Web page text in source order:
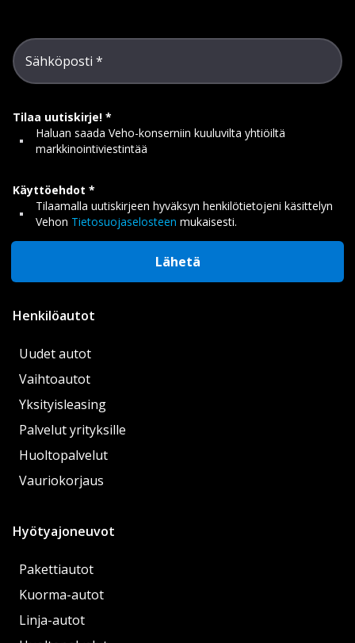
Sähköposti
Tilaa uutiskirje!
Haluan saada Veho-konserniin kuuluvilta yhtiöiltä
markkinointiviestintää
Käyttöehdot
Tilaamalla uutiskirjeen hyväksyn henkilötietojeni käsittelyn
Vehon Tietosuojaselosteen mukaisesti.
Lähetä
Henkilöautot
Uudet autot
Vaihtoautot
Yksityisleasing
Palvelut yrityksille
Huoltopalvelut
Vauriokorjaus
Hyötyajoneuvot
Pakettiautot
Kuorma-autot
Linja-autot